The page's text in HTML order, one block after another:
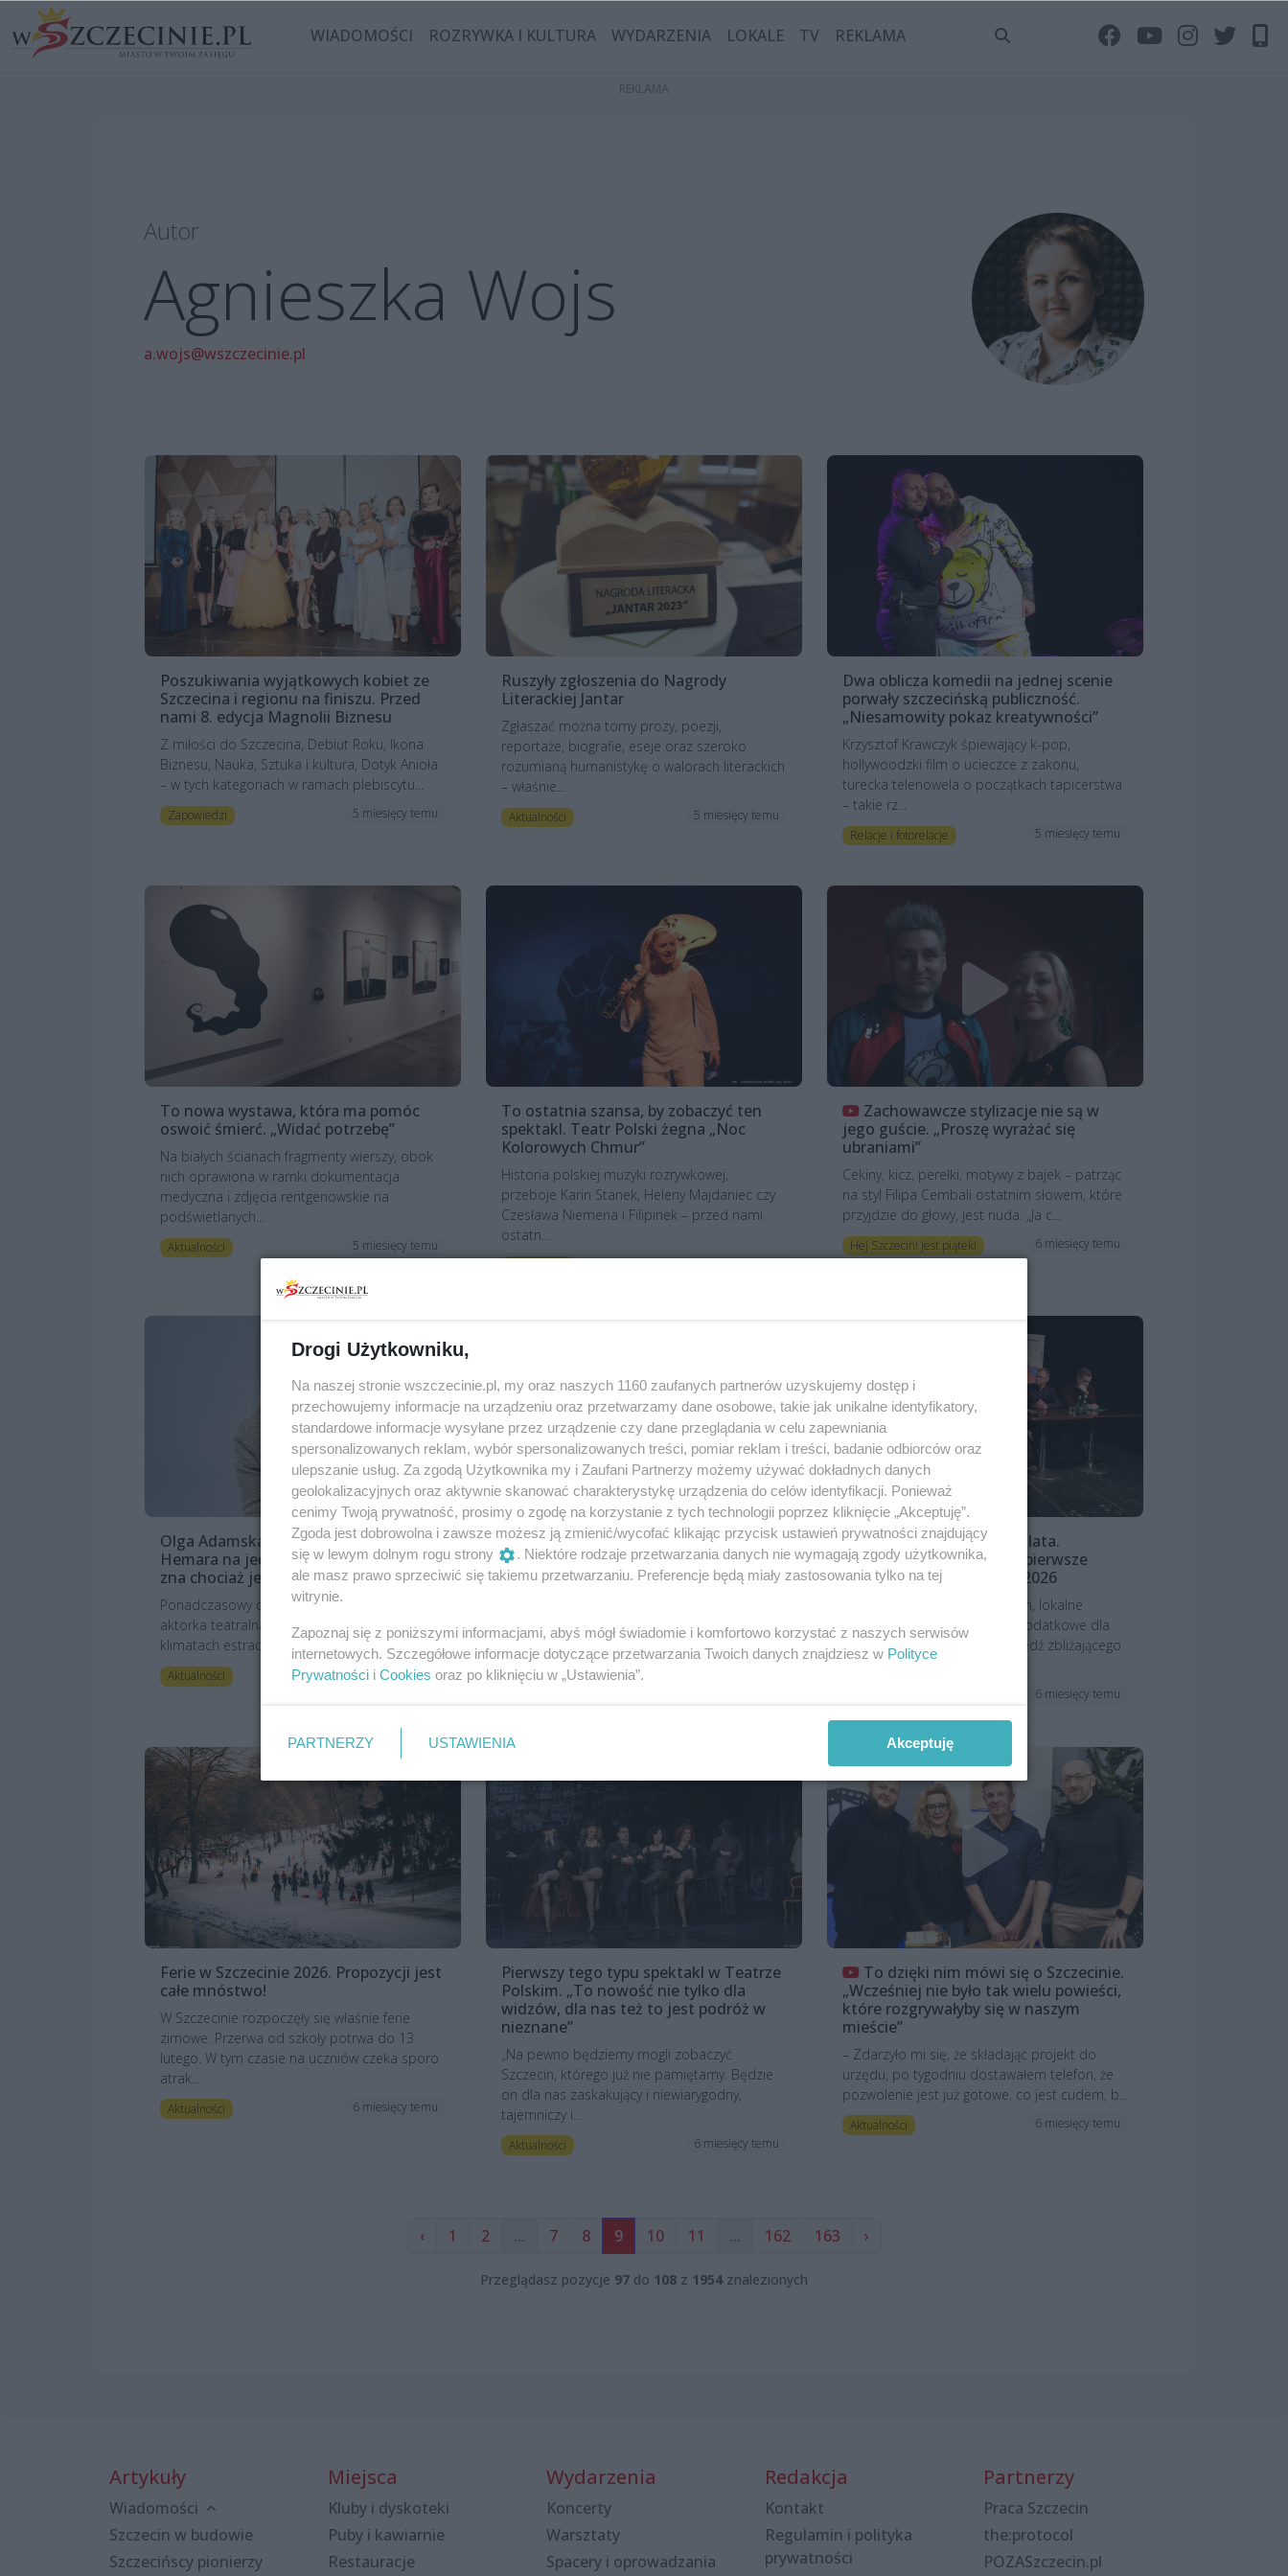
WIADOMOŚCI ROZRYWKA I KULTURA WYDARZENIA LOKALE TV REKLAMA
Autor
Agnieszka Wojs
a.wojs@wszczecinie.pl
Poszukiwania wyjątkowych kobiet ze
Szczecina i regionu na finiszu. Przed
nami 8. edycja Magnolii Biznesu
Z miłości do Szczecina, Debiut Roku, Ikona
Biznesu, Nauka, Sztuka i kultura, Dotyk Anioła
– w tych kategoriach w ramach plebiscytu...
Zapowiedzi 5 miesięcy temu
Ruszyły zgłoszenia do Nagrody
Literackiej Jantar
Zgłaszać można tomy prozy, poezji,
reportaże, biografie, eseje oraz szeroko
rozumianą humanistykę o walorach literackich
– właśnie...
Aktualności 5 miesięcy temu
Dwa oblicza komedii na jednej scenie
porwały szczecińską publiczność.
„Niesamowity pokaz kreatywności”
Krzysztof Krawczyk śpiewający k-pop,
hollywoodzki film o ucieczce z zakonu,
turecka telenowela o początkach tapicerstwa
– takie rz...
Relacje i fotorelacje 5 miesięcy temu
To nowa wystawa, która ma pomóc
oswoić śmierć. „Widać potrzebę”
Na białych ścianach fragmenty wierszy, obok
nich oprawiona w ramki dokumentacja
medyczna i zdjęcia rentgenowskie na
podświetlanych...
Aktualności 5 miesięcy temu
To ostatnia szansa, by zobaczyć ten
spektakl. Teatr Polski żegna „Noc
Kolorowych Chmur”
Historia polskiej muzyki rozrywkowej,
przeboje Karin Stanek, Heleny Majdaniec czy
Czesława Niemena i Filipinek – przed nami
ostatn...
5 miesięcy temu
Zachowawcze stylizacje nie są w
jego guście. „Proszę wyrażać się
ubraniami”
Cekiny, kicz, perełki, motywy z bajek – patrząc
na styl Filipa Cembali ostatnim słowem, które
przyjdzie do głowy, jest nuda. „Ja c...
Hej Szczecin! Jest piątek! 6 miesięcy temu
Olga Adamska i twórczość Mariana
Hemara na jednej scenie. „Każdy z nas
zna chociaż jedną jego piosenkę”
Ponadczasowy obserwator ludzkich pragnień i
aktorka teatralna, która świetnie czuje się w
klimatach estradowych – tak pokrótce moż...
Aktualności 6 miesięcy temu
To wydarzenie znowu zaskakuje!
Popularni stand-uperzy na jednej
scenie z grupą impro Pozostali
bardzo zelektryzowani myślą o tym wieczorze”
– mówią artyści z grupy Pozostali. Po wys...
Aktualności
Czekaliśmy na niego dwa lata.
Organizatorzy zdradzają pierwsze
szczegóły Kontrapunktu 2026
Osiem spektakli konkursowych, lokalne
przedstawienia, wydarzenia dodatkowe dla
dzieci, showcase – to zapowiedź zbliżającego
6 miesięcy temu
Ferie w Szczecinie 2026. Propozycji jest
całe mnóstwo!
W Szczecinie rozpoczęły się właśnie ferie
zimowe. Przerwa od szkoły potrwa do 13
lutego. W tym czasie na uczniów czeka sporo
atrak...
Aktualności 6 miesięcy temu
Pierwszy tego typu spektakl w Teatrze
Polskim. „To nowość nie tylko dla
widzów, dla nas też to jest podróż w
nieznane”
„Na pewno będziemy mogli zobaczyć
Szczecin, którego już nie pamiętamy. Będzie
on dla nas zaskakujący i niewiarygodny,
tajemniczy i...
Aktualności 6 miesięcy temu
To dzięki nim mówi się o Szczecinie.
„Wcześniej nie było tak wielu powieści,
które rozgrywałyby się w naszym
mieście”
– Zdarzyło mi się, że składając projekt do
urzędu, po tygodniu dostawałem telefon, że
pozwolenie jest już gotowe, co jest cudem, b...
Aktualności 6 miesięcy temu
‹ 1 2 ... 7 8 9 10 11 ... 162 163 ›
Przeglądasz pozycje 97 do 108 z 1954znalezionych
Artykuły
Wiadomości
Szczecin w budowie
Szczecińscy pionierzy
Miejsca
Kluby i dyskoteki
Puby i kawiarnie
Restauracje
Wydarzenia
Koncerty
Warsztaty
Spacery i oprowadzania
Redakcja
Kontakt
Regulamin i polityka
prywatności
Partnerzy
Praca Szczecin
the:protocol
POZASzczecin.pl
Drogi Użytkowniku,
Na naszej stronie wszczecinie.pl, my oraz naszych 1160 zaufanych partnerów uzyskujemy dostęp i
przechowujemy informacje na urządzeniu oraz przetwarzamy dane osobowe, takie jak unikalne identyfikatory,
standardowe informacje wysyłane przez urządzenie czy dane przeglądania w celu zapewniania
spersonalizowanych reklam, wybór spersonalizowanych treści, pomiar reklam i treści, badanie odbiorców oraz
ulepszanie usług. Za zgodą Użytkownika my i Zaufani Partnerzy możemy używać dokładnych danych
geolokalizacyjnych oraz aktywnie skanować charakterystykę urządzenia do celów identyfikacji. Ponieważ
cenimy Twoją prywatność, prosimy o zgodę na korzystanie z tych technologii poprzez kliknięcie „Akceptuję”.
Zgoda jest dobrowolna i zawsze możesz ją zmienić/wycofać klikając przycisk ustawień prywatności znajdujący
się w lewym dolnym rogu strony
. Niektóre rodzaje przetwarzania danych nie wymagają zgody użytkownika,
ale masz prawo sprzeciwić się takiemu przetwarzaniu. Preferencje będą miały zastosowania tylko na tej
witrynie.
Zapoznaj się z poniższymi informacjami, abyś mógł świadomie i komfortowo korzystać z naszych serwisów
internetowych. Szczegółowe informacje dotyczące przetwarzania Twoich danych znajdziesz w Polityce
Prywatności i Cookies oraz po kliknięciu w „Ustawienia”.
PARTNERZY USTAWIENIA Akceptuję